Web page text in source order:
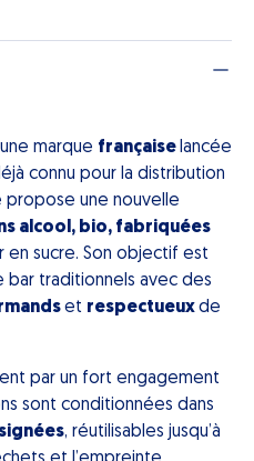
marque française lancée
connu pour la distribution
propose une nouvelle
alcool, bio, fabriquées
en sucre. Son objectif est
bar traditionnels avec des
et respectueuxde
par un fort engagement
sont conditionnées dans
, réutilisables jusqu’à